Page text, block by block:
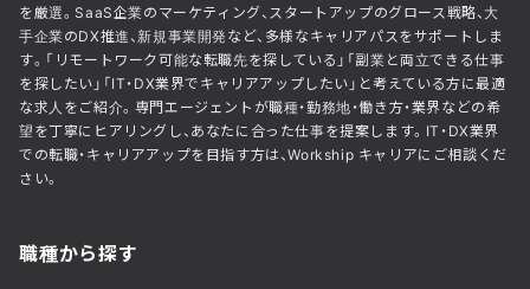
を厳選。SaaS企業のマーケティング、スタートアップのグロース戦略、大
手企業のDX推進、新規事業開発など、多様なキャリアパスをサポートしま
す。「リモートワーク可能な転職先を探している」「副業と両立できる仕事
を探したい」「IT・DX業界でキャリアアップしたい」と考えている方に最適
な求人をご紹介。専門エージェントが職種・勤務地・働き方・業界などの希
望を丁寧にヒアリングし、あなたに合った仕事を提案します。IT・DX業界
での転職・キャリアアップを目指す方は、Workship キャリアにご相談くだ
さい。
職種から探す